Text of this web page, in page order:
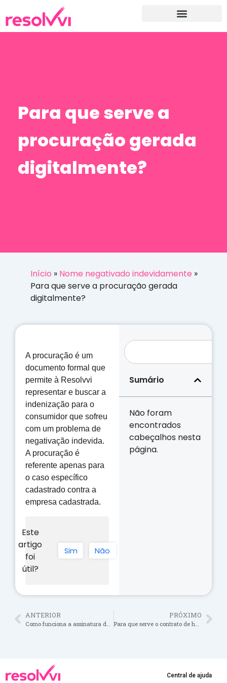
Para que serve a
procuração gerada
digitalmente?
Início » Nome negativado indevidamente »
Para que serve a procuração gerada
digitalmente?
A procuração é um
documento formal que
permite à Resolvvi
representar e buscar a
indenização para o
consumidor que sofreu
com um problema de
negativação indevida.
A procuração é
referente apenas para
o caso específico
cadastrado contra a
empresa cadastrada.
Este
artigo
foi
útil?
Sim Não
Sumário
Não foram
encontrados
cabeçalhos nesta
página.
ANTERIOR PRÓXIMO
Central de ajuda